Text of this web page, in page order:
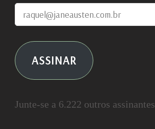
raquel@janeausten.com.br
ASSINAR
Junte-se a 6.222 outros assinantes